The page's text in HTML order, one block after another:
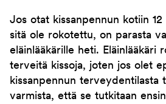
Jos otat kissanpennun kotiin
sitä ole rokotettu, on parasta
eläinlääkärille heti. Eläinlääkäri
terveitä kissoja, joten jos olet
kissanpennun terveydentilasta
varmista, että se tutkitaan